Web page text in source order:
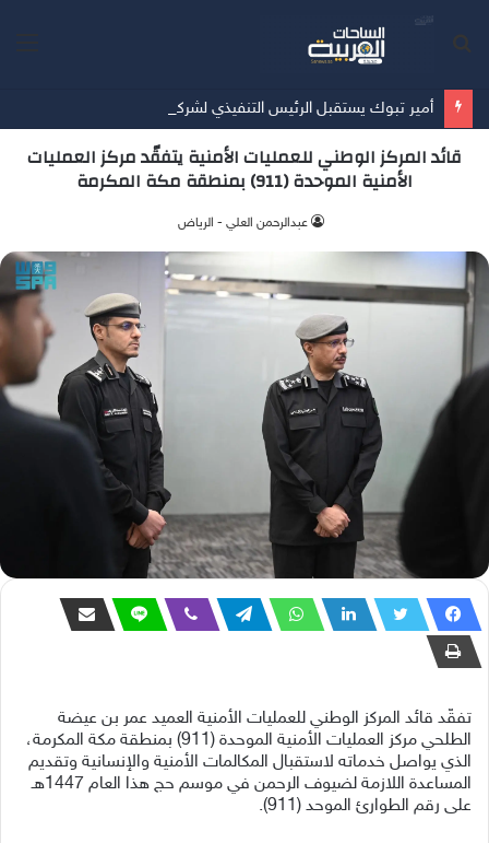
قائد المركز الوطني للعمليات الأمنية يتفقّد مركز العمليات
الأمنية الموحدة (911) بمنطقة مكة المكرمة
عبدالرحمن العلي - الرياض
تفقّد قائد المركز الوطني للعمليات الأمنية العميد عمر بن عيضة
الطلحي مركز العمليات الأمنية الموحدة (911) بمنطقة مكة المكرمة،
الذي يواصل خدماته لاستقبال المكالمات الأمنية والإنسانية وتقديم
المساعدة اللازمة لضيوف الرحمن في موسم حج هذا العام 1447هـ
على رقم الطوارئ الموحد (911).